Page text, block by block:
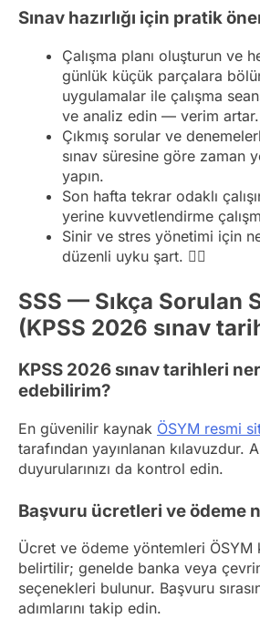
Sınav hazırlığı için pratik
Çalışma planı oluşturun ve
günlük küçük parçalara
uygulamalar ile çalışma
ve analiz edin — verim
Çıkmış sorular ve
sınav süresine göre zaman
yapın.
Son hafta tekrar odaklı
yerine kuvvetlendirme
Sinir ve stres yönetimi için
düzenli uyku şart. 🧘‍♂️
SSS — Sıkça Sorulan
(KPSS 2026 sınav
KPSS 2026 sınav tarihleri
edebilirim?
En güvenilir kaynak ÖSYM resmi
tarafından yayınlanan kılavuzdur.
duyurularınızı da kontrol edin.
Başvuru ücretleri ve ödeme
Ücret ve ödeme yöntemleri ÖSYM
belirtilir; genelde banka veya
seçenekleri bulunur. Başvuru
adımlarını takip edin.